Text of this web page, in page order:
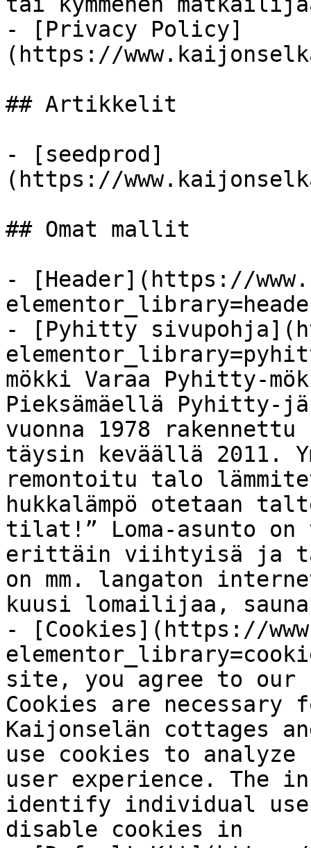
- [Privacy Policy]
(https://
## Artikkelit
- [seedprod]
(https://
## Omat mallit
- [Header](https://
- [Pyhitty
mökki Varaa Pyhitty-
Pieksämäellä Pyhitty-
vuonna 1978
täysin keväällä 2011.
remontoitu talo
hukkalämpö otetaan
tilat!” Loma-asunto
erittäin viihtyisä ja
on mm. langaton
kuusi lomailijaa,
- [Cookies](https://
site, you agree to our
Cookies are
Kaijonselän cottages
use cookies to analyze
user experience. The
identify individual
disable cookies in